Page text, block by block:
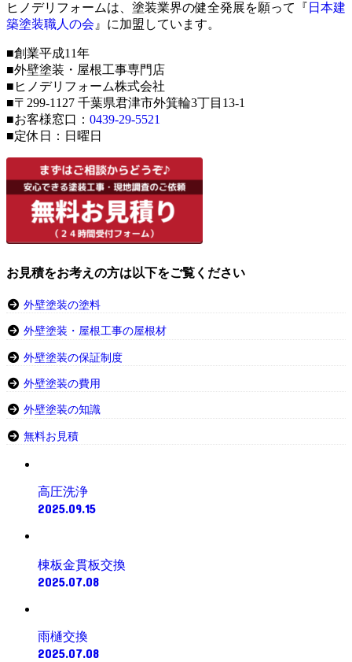
ヒノデリフォームは、塗装業界の健全発展を願って『 日本建
築塗装職人の会 』に加盟しています。
■創業平成11年
■外壁塗装・屋根工事専門店
■ヒノデリフォーム株式会社
■〒299-1127 千葉県君津市外箕輪3丁目13-1
■お客様窓口： 0439-29-5521
■定休日：日曜日
お見積をお考えの方は以下をご覧ください
外壁塗装の塗料
外壁塗装・屋根工事の屋根材
外壁塗装の保証制度
外壁塗装の費用
外壁塗装の知識
無料お見積
高圧洗浄
2025.09.15
棟板金貫板交換
2025.07.08
雨樋交換
2025.07.08